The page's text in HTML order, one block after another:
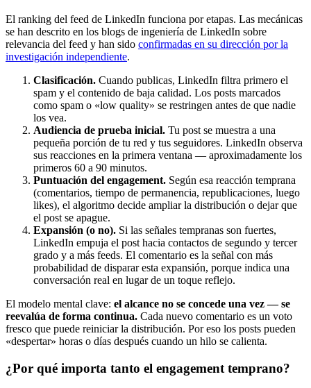
El ranking del feed de LinkedIn funciona por etapas. Las mecánicas
se han descrito en los blogs de ingeniería de LinkedIn sobre
relevancia del feed y han sido confirmadas en su dirección por la
investigación independiente.
Clasificación. Cuando publicas, LinkedIn filtra primero el
spam y el contenido de baja calidad. Los posts marcados
como spam o «low quality» se restringen antes de que nadie
los vea.
Audiencia de prueba inicial. Tu post se muestra a una
pequeña porción de tu red y tus seguidores. LinkedIn observa
sus reacciones en la primera ventana — aproximadamente los
primeros 60 a 90 minutos.
Puntuación del engagement. Según esa reacción temprana
(comentarios, tiempo de permanencia, republicaciones, luego
likes), el algoritmo decide ampliar la distribución o dejar que
el post se apague.
Expansión (o no). Si las señales tempranas son fuertes,
LinkedIn empuja el post hacia contactos de segundo y tercer
grado y a más feeds. El comentario es la señal con más
probabilidad de disparar esta expansión, porque indica una
conversación real en lugar de un toque reflejo.
El modelo mental clave: el alcance no se concede una vez — se
reevalúa de forma continua. Cada nuevo comentario es un voto
fresco que puede reiniciar la distribución. Por eso los posts pueden
«despertar» horas o días después cuando un hilo se calienta.
¿Por qué importa tanto el engagement temprano?